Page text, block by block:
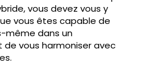
vous devez vous y
vous êtes capable de
même dans un
vous harmoniser avec